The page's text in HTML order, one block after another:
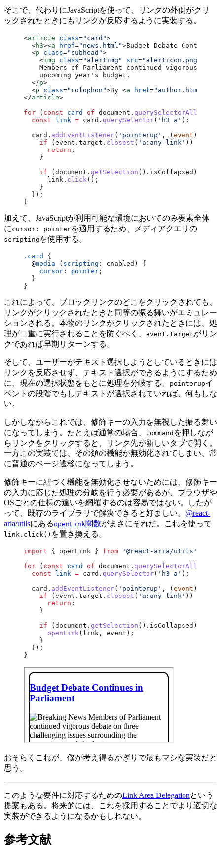
そこで、代わりにJavaScriptを使って、リンクの外側がクリ
ックされたときにもリンクが反応するように実装する。
<article class="card">
  <
h3><a href="news.html">Budget Debate
  <
p class="subhead">
    <
img class="alertimg" src="alerticon.png"
Members of Parliament continued vigorous
    upcoming year's budget.
  </
p>
  <
p class="colophon">By <a href="author.html"
</article>
for ( const card of document. querySelectorAll
  const
link = card. querySelector( 'h3 a' );
  card.
addEventListener( 'pointerup' , ( event )
    if
(event.target. closest ( 'a:any-link' )) {
      return
;
    }
    if
(document. getSelection ().isCollapsed) {
      link.
click ();
    }
  });
}
加えて、JavaScriptが利用可能な環境においてのみ要素全体
に cursor: pointerを適用するため、メディアクエリの
scripting を使用する。
.card
{
  @
media ( scripting : enabled) {
    cursor
: pointer ;
  }
}
これによって、ブロックリンクのどこをクリックされても、
リンクがクリックされたときと同等の振る舞いがエミュレー
ションされる。本物のリンクがクリックされたときには、処
理が二重に実行されることを防ぐべく、 event.targetがリン
クであれば早期リターンする。
そして、ユーザーがテキスト選択しようとしているときには
リンクを反応させず、テキスト選択ができるようにするため
に、現在の選択状態をもとに処理を分岐する。
pointerupイ
ベントの段階でもしテキストが選択されていれば、何もしな
い。
しかしながらこれでは、修飾キーの入力を無視した振る舞い
になってしまう。たとえば通常の場合、 Command を押しなが
らリンクをクリックすると、リンク先が新しいタブで開く。
一方この実装では、その類の機能が無効化されてしまい、常
に普通のページ遷移になってしまう。
修飾キーに紐づく機能を無効化させないためには、修飾キー
の入力に応じた処理の分岐を行う必要があるが、ブラウザや
OSごとの仕様の違いを網羅するのは容易ではない。したが
って、既存のライブラリで解決できると好ましい。 @react-
aria/utilsにあるopenLink関数がまさにそれだ。これを使って
link.click() を置き換える。
import { openLink } from '@react-aria/utils'
for ( const card of document. querySelectorAll
  const
link = card. querySelector( 'h3 a' );
  card.
addEventListener( 'pointerup' , ( event )
    if
(event.target. closest ( 'a:any-link' )) {
      return
;
    }
    if
(document. getSelection ().isCollapsed) {
      openLink
(link, event);
    }
  });
}
おそらくこれが、僕が考え得るかぎりで最もマシな実装だと
思う。
このような要件に対応するためのLink Area Delegationという
提案もある。将来的には、これを採用することでより適切な
実装ができるようになるかもしれない。
参考文献